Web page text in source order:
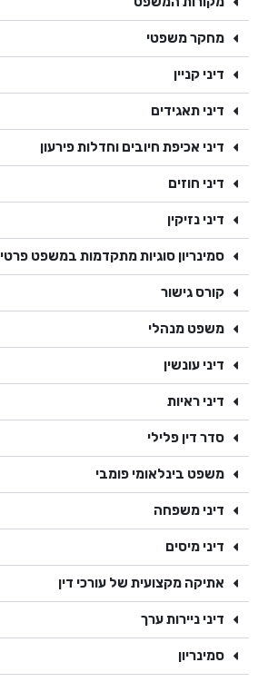
He
English
عربيه
מחקר משפטי
דיני קניין
דיני תאגידים
דיני אכיפת חיובים וחדלות פירעון
דיני חוזים
דיני נזיקין
סמינריון סוגיות מתקדמות במשפט פרטי
קורס גישור
משפט מנהלי
דיני עונשין
דיני ראיות
סדר דין פלילי
משפט בינלאומי פומבי
דיני משפחה
דיני מיסים
אתיקה מקצועית של עורכי דין
דיני ניירות ערך
סמינריון